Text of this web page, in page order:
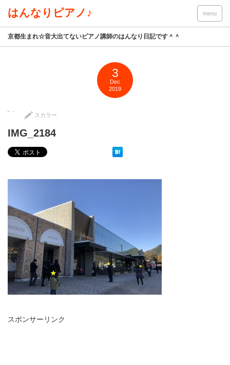
はんなりピアノ♪ menu
京都生まれ☆音大出てないピアノ講師のはんなり日記です＾＾
3
Dec
2019
スカラー
IMG_2184
スポンサーリンク